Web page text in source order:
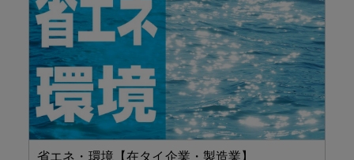
省エネ・環境【在タイ企業・製造業】